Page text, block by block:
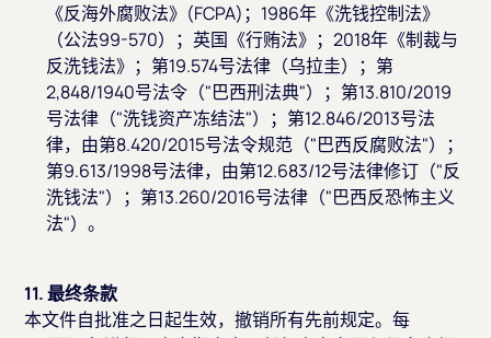
《反海外腐败法》(FCPA)；1986年《洗钱控制法》
（公法99-570）；英国《行贿法》；2018年《制裁与
反洗钱法》；第19.574号法律（乌拉圭）；第
2,848/1940号法令（"巴西刑法典"）；第13.810/2019
号法律（"洗钱资产冻结法"）；第12.846/2013号法
律，由第8.420/2015号法令规范（"巴西反腐败法"）；
第9.613/1998号法律，由第12.683/12号法律修订（"反
洗钱法"）；第13.260/2016号法律（"巴西反恐怖主义
法"）。
11. 最终条款
本文件自批准之日起生效，撤销所有先前规定。每